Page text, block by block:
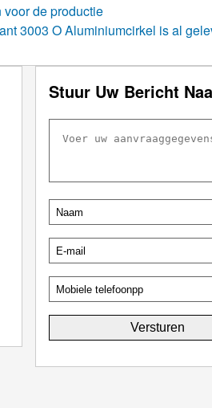
de productie
3003 O Aluminiumcirkel is al
Stuur Uw Bericht